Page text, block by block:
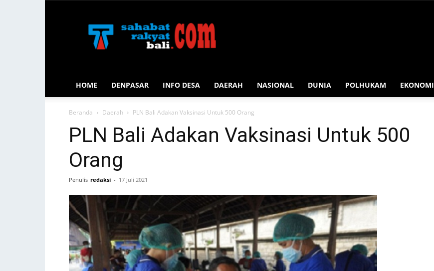
Rakyat
Bali
HOME DENPASAR INFO DESA DAERAH NASIONAL DUNIA POLHUKAM EKONOMI
Beranda Daerah PLN Bali Adakan Vaksinasi Untuk 500 Orang
PLN Bali Adakan Vaksinasi Untuk 500
Orang
Penulis redaksi - 17 Juli 2021